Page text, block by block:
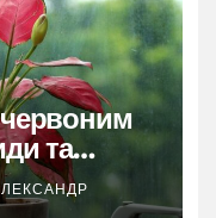
та